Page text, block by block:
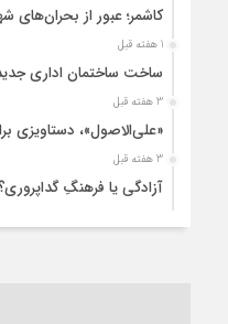
کاشمر؛ عبور از بحران‌های
1 هفته قبل
ساخت ساختمان اداری
3 هفته قبل
«علی‌الاصول»، دستاویزی
3 هفته قبل
آزادگی یا فرهنگِ